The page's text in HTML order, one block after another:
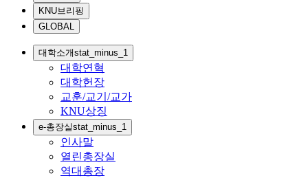
KNU브리핑
GLOBAL
대학소개stat_minus_1
대학연혁
대학헌장
교훈/교기/교가
KNU상징
e-총장실stat_minus_1
인사말
열린총장실
역대총장